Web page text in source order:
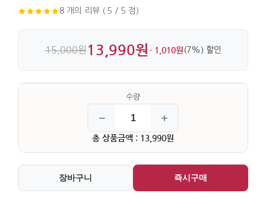
8 개의 리뷰 ( 5 / 5 점)
15,000원13,990원- 1,010원 (7%) 할인
총 상품금액 : 13,990원
장바구니 즉시구매